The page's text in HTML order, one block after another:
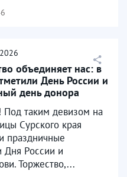
2026
объединяет нас: в
День России и
день донора
Под таким девизом на
Сурского края
праздничные
Дня России и
Торжество,...